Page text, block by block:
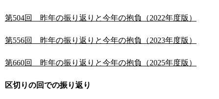
第504回 昨年の振り返りと今年の抱負（2022年度版）
第556回 昨年の振り返りと今年の抱負（2023年度版）
第660回 昨年の振り返りと今年の抱負（2025年度版）
区切りの回での振り返り